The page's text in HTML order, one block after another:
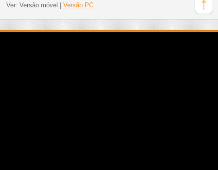
Ver: Versão móvel Versão PC